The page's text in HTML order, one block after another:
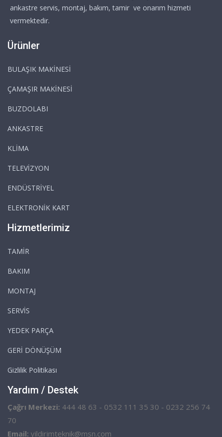
ankastre servis, montaj, bakım, tamir ve onarım hizmeti
vermektedir.
Ürünler
BULAŞIK MAKİNESİ
ÇAMAŞIR MAKİNESİ
BUZDOLABI
ANKASTRE
KLİMA
TELEVİZYON
ENDÜSTRİYEL
ELEKTRONİK KART
Hizmetlerimiz
TAMİR
BAKIM
MONTAJ
SERVİS
YEDEK PARÇA
GERİ DÖNÜŞÜM
Gizlilik Politikası
Yardım / Destek
Çağrı Merkezi: 444 48 63 - 0532 111 35 30 - 0232 256 74
70
Email: yildirimteknik@msn.com